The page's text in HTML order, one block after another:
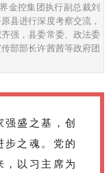
金控集团执行副总裁刘
县进行深度考察交流，
强，县委常委、政法委
部部长许茜茜等政府团
强盛之基，创
步之魂。党的
，以习主席为